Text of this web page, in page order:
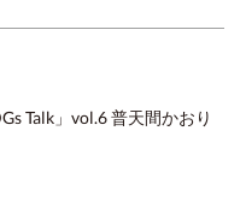
Talk」vol.6 普天間かおり